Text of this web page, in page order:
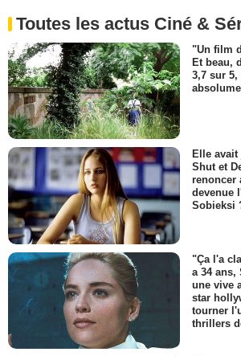
Toutes les actus Ciné &
"Un film
Et beau,
3,7 sur
Elle
Shut et
renoncer
devenue
Sobieksi
"Ça l'a
a 34 ans,
une vive
star
tourner
thrillers